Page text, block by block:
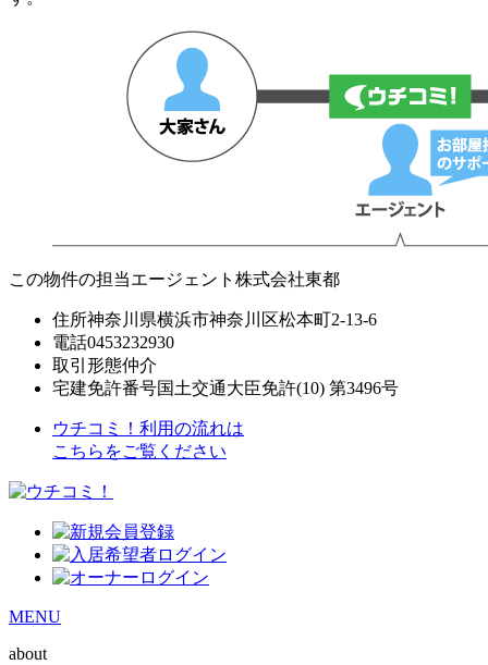
この物件の担当エージェント 株式会社東都
住所神奈川県横浜市神奈川区松本町2-13-6
電話0453232930
取引形態仲介
宅建免許番号国土交通大臣免許(10) 第3496号
ウチコミ！利用の流れは
こちらをご覧ください
MENU
about